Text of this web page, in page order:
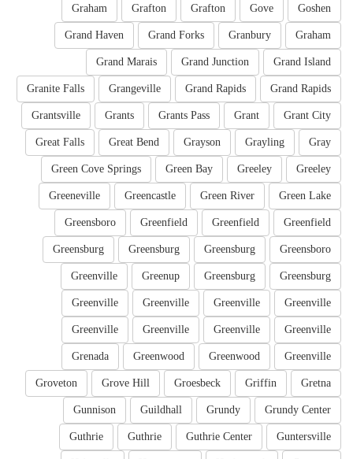
Goshen
Gove
Grafton
Grafton
Graham
Graham
Granbury
Grand Forks
Grand Haven
Grand Island
Grand Junction
Grand Marais
Grand Rapids
Grand Rapids
Grangeville
Granite Falls
Grant City
Grant
Grants Pass
Grants
Grantsville
Gray
Grayling
Grayson
Great Bend
Great Falls
Greeley
Greeley
Green Bay
Green Cove Springs
Green Lake
Green River
Greencastle
Greeneville
Greenfield
Greenfield
Greenfield
Greensboro
Greensboro
Greensburg
Greensburg
Greensburg
Greensburg
Greensburg
Greenup
Greenville
Greenville
Greenville
Greenville
Greenville
Greenville
Greenville
Greenville
Greenville
Greenville
Greenwood
Greenwood
Grenada
Gretna
Griffin
Groesbeck
Grove Hill
Groveton
Grundy Center
Grundy
Guildhall
Gunnison
Guntersville
Guthrie Center
Guthrie
Guthrie